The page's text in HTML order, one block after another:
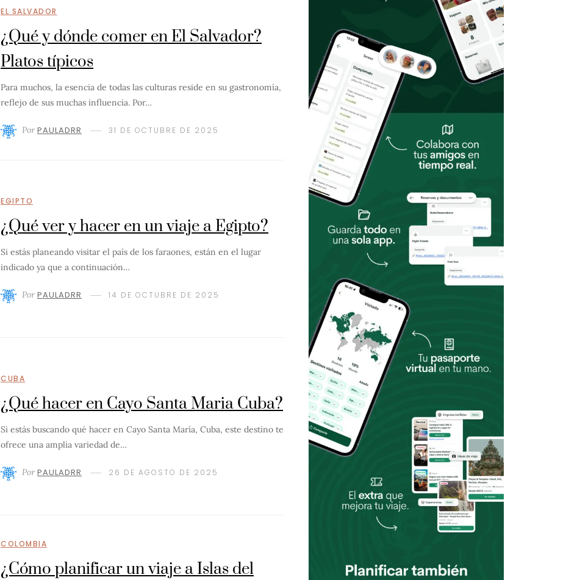
EL SALVADOR
¿Qué y dónde comer en El Salvador?
Platos típicos
Para muchos, la esencia de todas las culturas reside en su gastronomía,
reflejo de sus muchas influencia. Por…
Por PAULADRR 31 DE OCTUBRE DE 2025
EGIPTO
¿Qué ver y hacer en un viaje a Egipto?
Si estás planeando visitar el país de los faraones, están en el lugar
indicado ya que a continuación…
Por PAULADRR 14 DE OCTUBRE DE 2025
CUBA
¿Qué hacer en Cayo Santa Maria Cuba?
Si estás buscando qué hacer en Cayo Santa María, Cuba, este destino te
ofrece una amplia variedad de…
Por PAULADRR 26 DE AGOSTO DE 2025
COLOMBIA
¿Cómo planificar un viaje a Islas del